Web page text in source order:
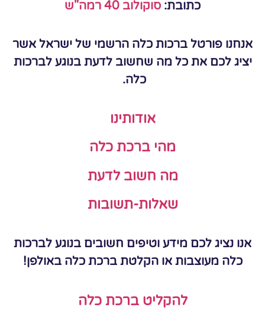
כתובת: סוקולוב 40 רמה"ש
אנחנו פורטל ברכות כלה הרשמי של ישראל אשר
יציג לכם את כל מה שחשוב לדעת בנוגע לברכות
כלה.
אודותינו
מהי ברכת כלה
מה חשוב לדעת
שאלות-תשובות
אנו נציג לכם מידע וטיפים חשובים בנוגע לברכות
כלה מעוצבות או הקלטת ברכת כלה באולפן!
להקליט ברכת כלה